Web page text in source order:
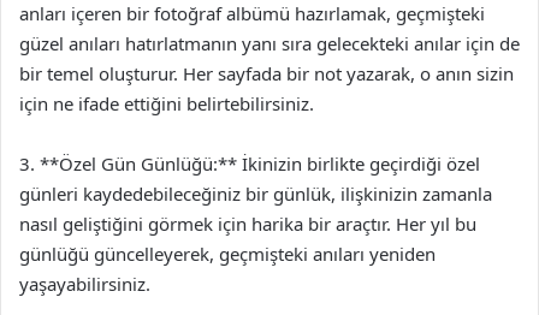
anları içeren bir fotoğraf albümü hazırlamak, geçmişteki
güzel anıları hatırlatmanın yanı sıra gelecekteki anılar için de
bir temel oluşturur. Her sayfada bir not yazarak, o anın sizin
için ne ifade ettiğini belirtebilirsiniz.
3. **Özel Gün Günlüğü:** İkinizin birlikte geçirdiği özel
günleri kaydedebileceğiniz bir günlük, ilişkinizin zamanla
nasıl geliştiğini görmek için harika bir araçtır. Her yıl bu
günlüğü güncelleyerek, geçmişteki anıları yeniden
yaşayabilirsiniz.